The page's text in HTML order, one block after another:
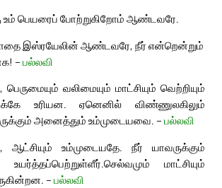
உம் பெயரைப் போற்றுகிறோம் ஆண்டவரே.
இஸ்ரயேலின் ஆண்டவரே, நீர் என்றென்றும்
– பல்லவி
வலிமையும் மாட்சியும் வெற்றியும்
உரியன. ஏனெனில் விண்ணுலகிலும்
அனைத்தும் உம்முடையவை. – பல்லவி
உம்முடையதே. நீர் யாவருக்கும்
செல்வமும் மாட்சியும்
– பல்லவி